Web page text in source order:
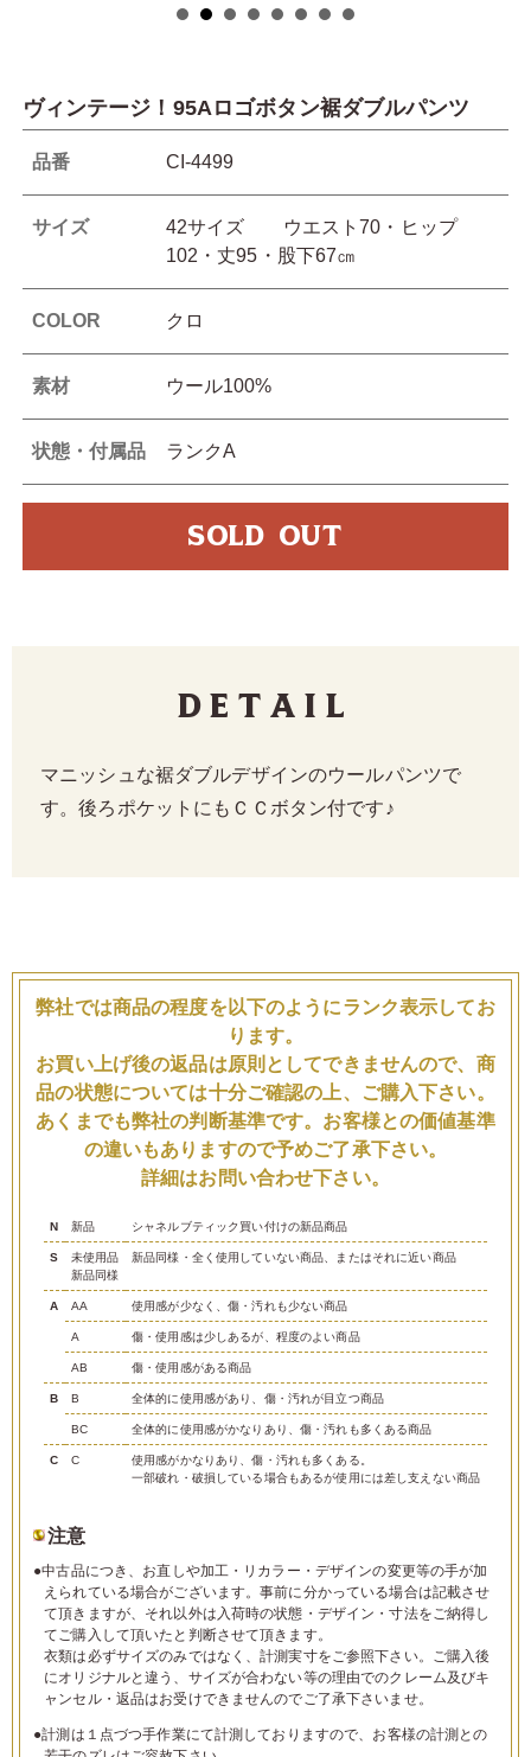
ヴィンテージ！95Aロゴボタン裾ダブルパンツ
品番 CI-4499
サイズ
42サイズ ウエスト70・ヒップ
102・丈95・股下67㎝
COLOR クロ
素材 ウール100%
状態・付属品 ランクA
SOLD OUT
Detail
マニッシュな裾ダブルデザインのウールパンツで
す。後ろポケットにもＣＣボタン付です♪
弊社では商品の程度を以下のようにランク表示してお
ります。
お買い上げ後の返品は原則としてできませんので、商
品の状態については十分ご確認の上、ご購入下さい。
あくまでも弊社の判断基準です。お客様との価値基準
の違いもありますので予めご了承下さい。
詳細はお問い合わせ下さい。
N 新品 シャネルブティック買い付けの新品商品
S
未使用品
新品同様
新品同様・全く使用していない商品、またはそれに近い商品
A AA 使用感が少なく、傷・汚れも少ない商品
A 傷・使用感は少しあるが、程度のよい商品
AB 傷・使用感がある商品
B B 全体的に使用感があり、傷・汚れが目立つ商品
BC 全体的に使用感がかなりあり、傷・汚れも多くある商品
C C
使用感がかなりあり、傷・汚れも多くある。
一部破れ・破損している場合もあるが使用には差し支えない商品
注意
●中古品につき、お直しや加工・リカラー・デザインの変更等の手が加
えられている場合がございます。事前に分かっている場合は記載させ
て頂きますが、それ以外は入荷時の状態・デザイン・寸法をご納得し
てご購入して頂いたと判断させて頂きます。
衣類は必ずサイズのみではなく、計測実寸をご参照下さい。ご購入後
にオリジナルと違う、サイズが合わない等の理由でのクレーム及びキ
ャンセル・返品はお受けできませんのでご了承下さいませ。
●計測は１点づつ手作業にて計測しておりますので、お客様の計測との